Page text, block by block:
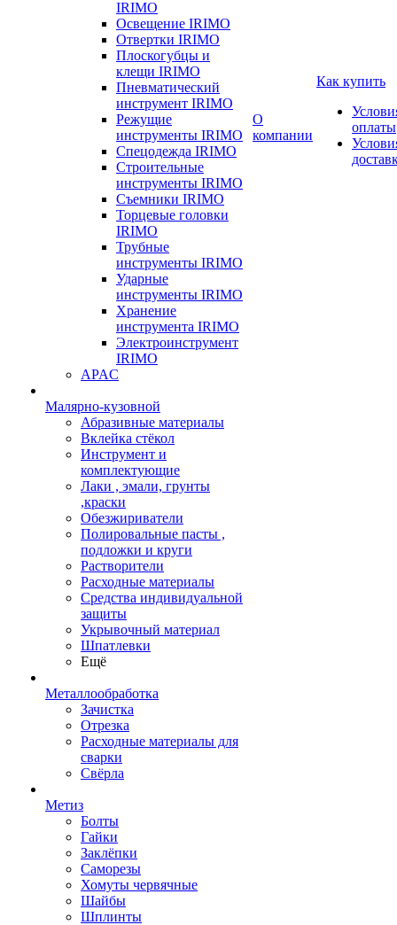
IRIMO
Освещение IRIMO
Отвертки IRIMO
Плоскогубцы и
клещи IRIMO
Пневматический
инструмент IRIMO
Режущие
инструменты IRIMO
Спецодежда IRIMO
Строительные
инструменты IRIMO
Съемники IRIMO
Торцевые головки
IRIMO
Трубные
инструменты IRIMO
Ударные
инструменты IRIMO
Хранение
инструмента IRIMO
Электроинструмент
IRIMO
APAC
Малярно-кузовной
Абразивные материалы
Вклейка стёкол
Инструмент и
комплектующие
Лаки , эмали, грунты
,краски
Обезжириватели
Полировальные пасты ,
подложки и круги
Растворители
Расходные материалы
Средства индивидуальной
защиты
Укрывочный материал
Шпатлевки
Ещё
Металлообработка
Зачистка
Отрезка
Расходные материалы для
сварки
Свёрла
Метиз
Болты
Гайки
Заклёпки
Саморезы
Хомуты червячные
Шайбы
Шплинты
О
компании
Как купить
оплаты